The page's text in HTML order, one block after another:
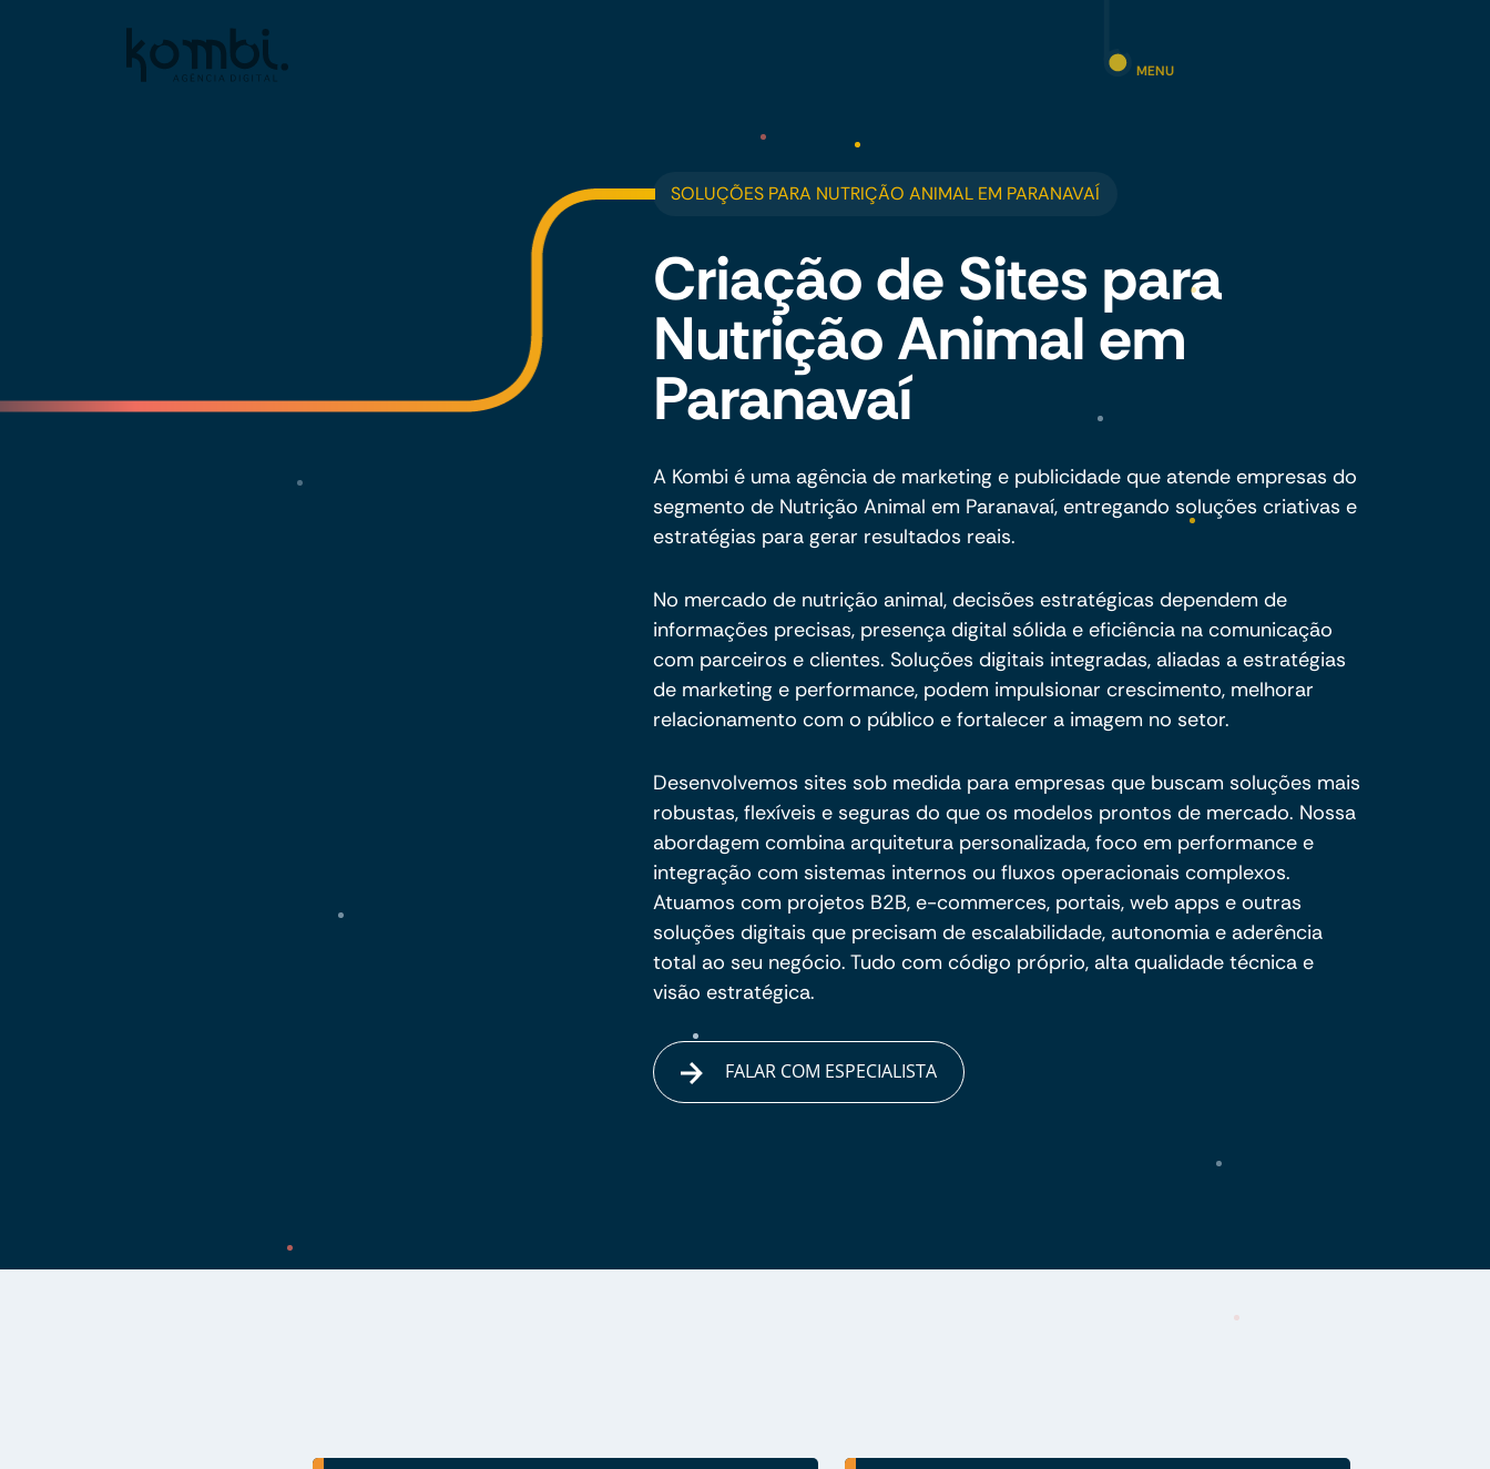
MENU
SOLUÇÕES PARA NUTRIÇÃO ANIMAL EM PARANAVAÍ
Criação de Sites para
Nutrição Animal em
Paranavaí
A Kombi é uma agência de marketing e publicidade que atende empresas do
segmento de Nutrição Animal em Paranavaí, entregando soluções criativas e
estratégias para gerar resultados reais.
No mercado de nutrição animal, decisões estratégicas dependem de
informações precisas, presença digital sólida e eficiência na comunicação
com parceiros e clientes. Soluções digitais integradas, aliadas a estratégias
de marketing e performance, podem impulsionar crescimento, melhorar
relacionamento com o público e fortalecer a imagem no setor.
Desenvolvemos sites sob medida para empresas que buscam soluções mais
robustas, flexíveis e seguras do que os modelos prontos de mercado. Nossa
abordagem combina arquitetura personalizada, foco em performance e
integração com sistemas internos ou fluxos operacionais complexos.
Atuamos com projetos B2B, e-commerces, portais, web apps e outras
soluções digitais que precisam de escalabilidade, autonomia e aderência
total ao seu negócio. Tudo com código próprio, alta qualidade técnica e
visão estratégica.
FALAR COM ESPECIALISTA